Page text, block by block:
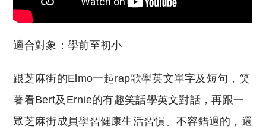
適合對象：學前至初小
跟芝麻街的Elmo一起rap歌學英文單字及短句，笑
著看Bert及Ernie的有趣笑話學英文對話，再跟一
眾芝麻街成員學習健康生活習慣。不容錯過的，還